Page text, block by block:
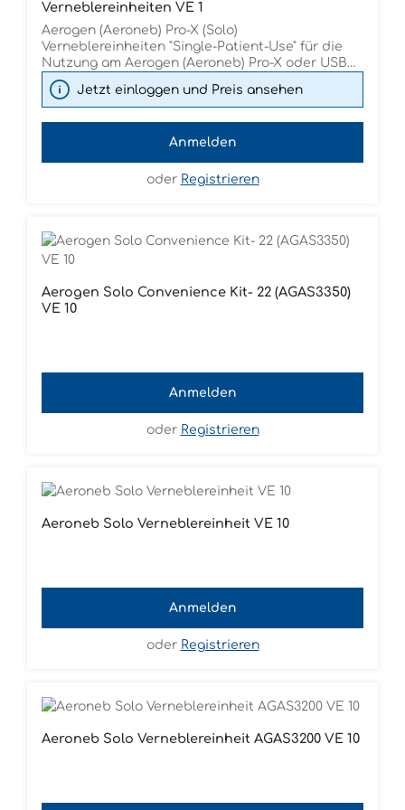
Verneblereinheiten VE 1
Aerogen (Aeroneb) Pro-X (Solo)
Verneblereinheiten "Single-Patient-Use" für die
Nutzung am Aerogen (Aeroneb) Pro-X oder USB
Modul nicht aufbereitbar Lieferumfang: 1
Aerogen Solo Verneblereinheit
Jetzt einloggen und Preis ansehen
Anmelden
oder Registrieren
Aerogen Solo Convenience Kit- 22 (AGAS3350)
VE 10
Anmelden
oder Registrieren
Aeroneb Solo Verneblereinheit VE 10
Anmelden
oder Registrieren
Aeroneb Solo Verneblereinheit AGAS3200 VE 10